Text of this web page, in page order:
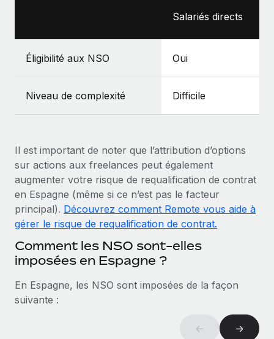
répartis dans 19 pays grâce à RemoteSalariés directs
Éligibilité aux NSO Oui
Niveau de complexité Difficile
Il est important de noter que l’attribution d’options
sur actions aux freelances peut également
augmenter votre risque de requalification de contrat
en Espagne (même si ce n’est pas le facteur
principal). Découvrez comment Remote vous aide à
gérer le risque de requalification de contrat.
Comment les NSO sont-elles
imposées en Espagne ?
En Espagne, les NSO sont imposées de la façon
suivante :
← →